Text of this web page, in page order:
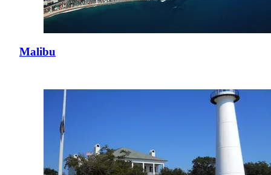
Malibu